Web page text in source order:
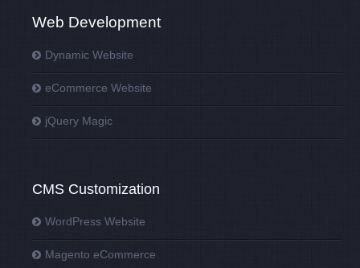
Web Development
Dynamic Website
eCommerce Website
jQuery Magic
CMS Customization
WordPress Website
Magento eCommerce